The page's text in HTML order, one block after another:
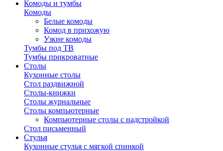
Комоды и тумбы
Комоды
Белые комоды
Комод в прихожую
Узкие комоды
Тумбы под ТВ
Тумбы прикроватные
Столы
Кухонные столы
Стол раздвижной
Столы-книжки
Столы журнальные
Столы компьютерные
Компьютерные столы с надстройкой
Стол письменный
Стулья
Кухонные стулья с мягкой спинкой